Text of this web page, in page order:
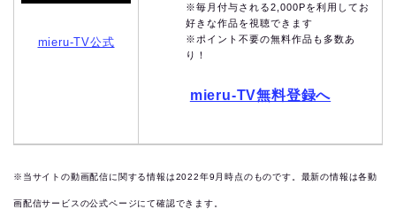
mieru-TV公式
※毎月付与される2,000Pを利用してお
好きな作品を視聴できます
※ポイント不要の無料作品も多数あ
り！
mieru-TV無料登録へ
※当サイトの動画配信に関する情報は2022年9月時点のものです。最新の情報は各動
画配信サービスの公式ページにて確認できます。